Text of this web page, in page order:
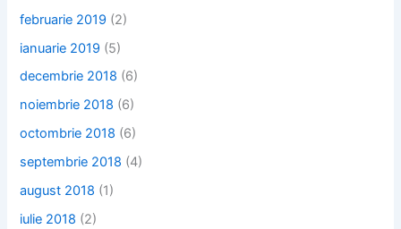
februarie 2019 (2)
ianuarie 2019 (5)
decembrie 2018 (6)
noiembrie 2018 (6)
octombrie 2018 (6)
septembrie 2018 (4)
august 2018 (1)
iulie 2018 (2)